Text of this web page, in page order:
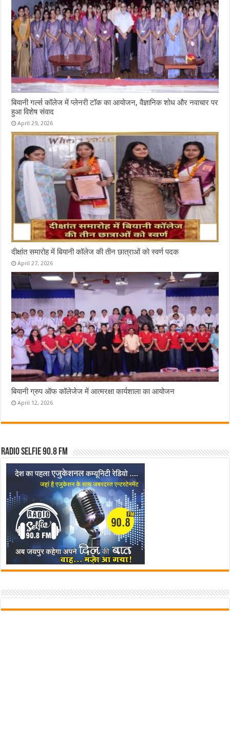
बियानी गर्ल्स कॉलेज में प्लेनरी टॉक का आयोजन, वैज्ञानिक शोध और नवाचार पर
हुआ विशेष संवाद
April 29, 2026
दीक्षांत समारोह में बियानी कॉलेज की तीन छात्राओं को स्वर्ण पदक
April 27, 2026
बियानी ग्रुप ऑफ कॉलेजेज में आत्मरक्षा कार्यशाला का आयोजन
April 12, 2026
Radio Selfie 90.8 FM